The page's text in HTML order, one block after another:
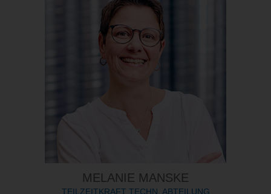
MELANIE MANSKE
TEILZEITKRAFT TECHN. ABTEILUNG